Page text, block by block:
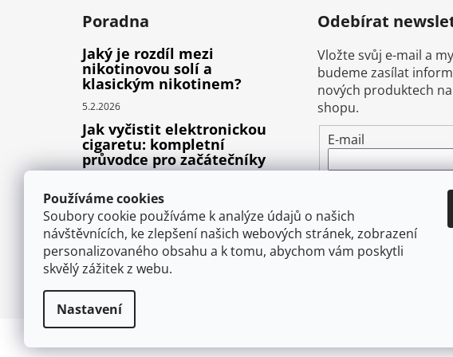
Používáme cookies
Soubory cookie používáme k analýze údajů o našich
návštěvnících, ke zlepšení našich webových stránek, zobrazení
personalizovaného obsahu a k tomu, abychom vám poskytli
skvělý zážitek z webu.
Nastavení
Poradna
Jaký je rozdíl mezi
nikotinovou solí a
klasickým nikotinem?
5.2.2026
Jak vyčistit elektronickou
cigaretu: kompletní
průvodce pro začátečníky
Proč prská elektronická
cigareta (e-liquid)?
1.9.2025
Odebírat
Vložte svůj e-mail a
budeme zasílat
nových produktech
shopu.
E-mail
podmínkami
osobních údajů
PŘIHLÁSIT SE